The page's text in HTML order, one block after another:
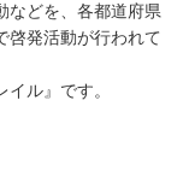
などを、各都道府県
啓発活動が行われて
ル』です。